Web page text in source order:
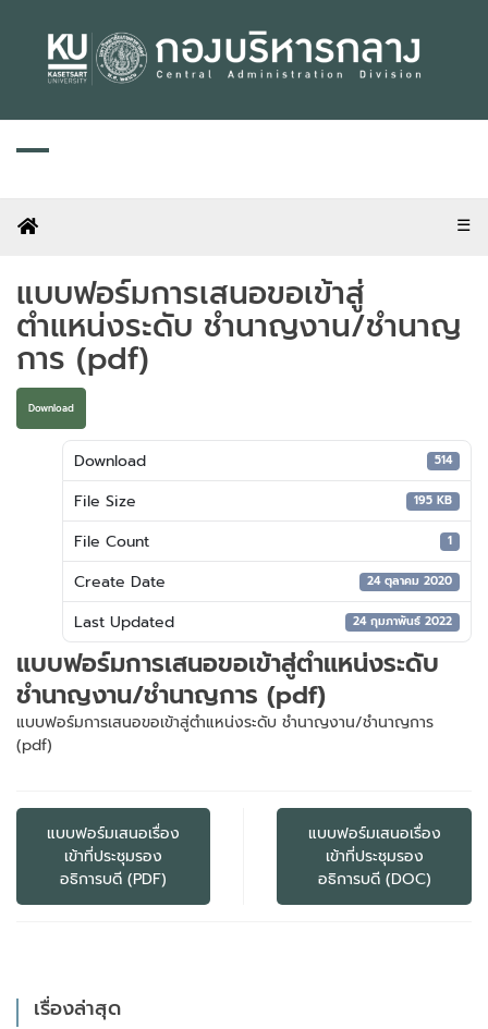
content
☰
แบบฟอร์มการเสนอขอเข้าสู่
ตำแหน่งระดับ ชำนาญงาน/ชำนาญ
การ (pdf)
Download
Download 514
File Size 195 KB
File Count 1
Create Date 24 ตุลาคม 2020
Last Updated 24 กุมภาพันธ์ 2022
แบบฟอร์มการเสนอขอเข้าสู่ตำแหน่งระดับ
ชำนาญงาน/ชำนาญการ (pdf)
แบบฟอร์มการเสนอขอเข้าสู่ตำแหน่งระดับ ชำนาญงาน/ชำนาญการ
(pdf)
แนะแนว
เรื่อง
แบบฟอร์มเสนอเรื่อง
เข้าที่ประชุมรอง
อธิการบดี (PDF)
แบบฟอร์มเสนอเรื่อง
เข้าที่ประชุมรอง
อธิการบดี (DOC)
เรื่องล่าสุด